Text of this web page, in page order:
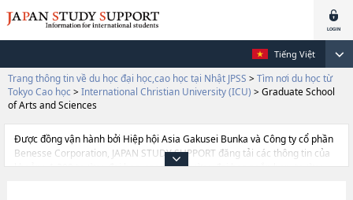
Tiếng Việt
Trang thông tin về du học đại học,cao học tại Nhật JPSS > Tìm nơi du học từ
Tokyo Cao học > International Christian University (ICU) > Graduate School
of Arts and Sciences
Được đồng vận hành bởi Hiệp hội Asia Gakusei Bunka và Công ty cổ phần
Benesse Corporation, JAPAN STUDY SUPPORT đăng tải các thông tin của
khoảng 1.300 trường đại học, cao học, trường đại học ngắn hạn, trường